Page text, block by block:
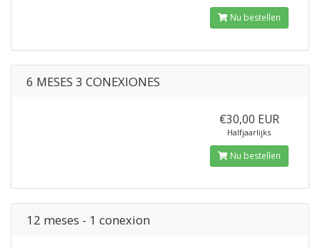
Nu bestellen
6 MESES 3 CONEXIONES
€30,00 EUR
Halfjaarlijks
Nu bestellen
12 meses - 1 conexion